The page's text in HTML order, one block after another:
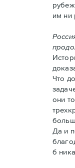
им ни
Что
они
Да и
б